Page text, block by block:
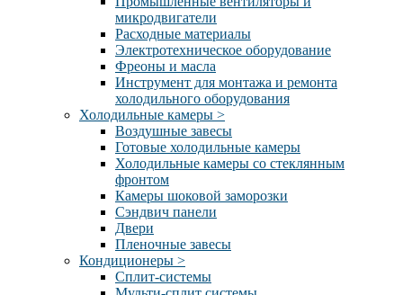
микродвигатели
Расходные материалы
Электротехническое оборудование
Фреоны и масла
Инструмент для монтажа и ремонта
холодильного оборудования
Холодильные камеры >
Воздушные завесы
Готовые холодильные камеры
Холодильные камеры со стеклянным
фронтом
Камеры шоковой заморозки
Сэндвич панели
Двери
Пленочные завесы
Кондиционеры >
Сплит-системы